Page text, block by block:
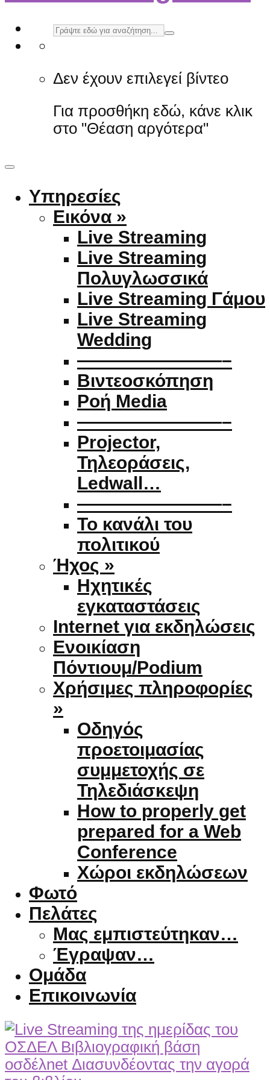
Δεν έχουν επιλεγεί βίντεο
Για προσθήκη εδώ, κάνε κλικ
στο "Θέαση αργότερα"
Υπηρεσίες
Εικόνα »
Live Streaming
Live Streaming
Πολυγλωσσικά
Live Streaming Γάμου
Live Streaming
Wedding
————————–
Βιντεοσκόπηση
Ροή Media
————————–
Projector,
Τηλεοράσεις,
Ledwall…
————————–
Το κανάλι του
πολιτικού
Ήχος »
Ηχητικές
εγκαταστάσεις
Internet για εκδηλώσεις
Ενοικίαση
Πόντιουμ/Podium
Χρήσιμες πληροφορίες
»
Οδηγός
προετοιμασίας
συμμετοχής σε
Τηλεδιάσκεψη
How to properly get
prepared for a Web
Conference
Χώροι εκδηλώσεων
Φωτό
Πελάτες
Μας εμπιστεύτηκαν…
Έγραψαν…
Ομάδα
Επικοινωνία